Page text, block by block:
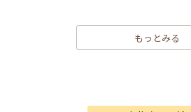
もっとみる